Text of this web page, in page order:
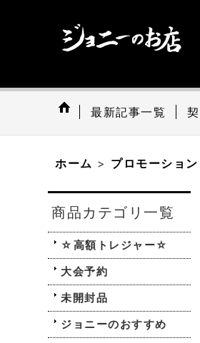
最新記事一覧
ホーム > プロモーショ
商品カテゴリ一覧
☆高額トレジャー☆
大会予約
未開封品
ジョニーのおすすめ